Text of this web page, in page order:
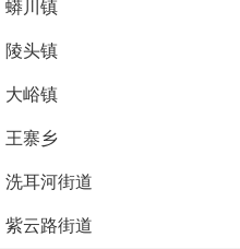
蟒川镇
陵头镇
大峪镇
王寨乡
洗耳河街道
紫云路街道